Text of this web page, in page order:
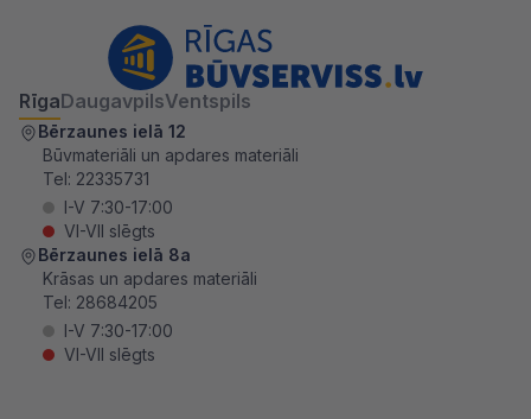
RīgaDaugavpilsVentspils
Bērzaunes ielā 12
Būvmateriāli un apdares materiāli
Tel: 22335731
I-V 7:30-17:00
VI-VII slēgts
Bērzaunes ielā 8a
Krāsas un apdares materiāli
Tel: 28684205
I-V 7:30-17:00
VI-VII slēgts